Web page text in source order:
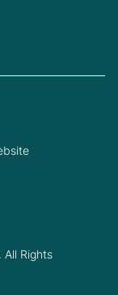
Rights